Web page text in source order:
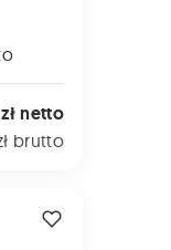
netto
brutto